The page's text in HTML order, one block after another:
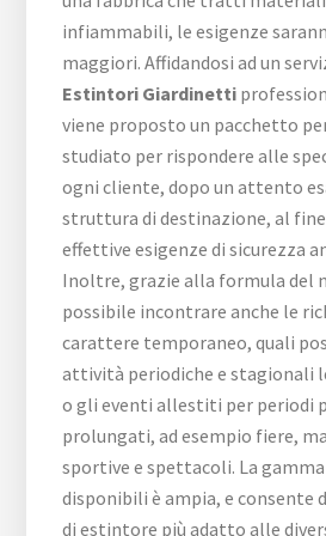
infiammabili, le esigenze
maggiori. Affidandosi ad un
Estintori Giardinetti
viene proposto un pacchetto
studiato per rispondere alle
ogni cliente, dopo un attento
struttura di destinazione, al
effettive esigenze di sicurezza
Inoltre, grazie alla formula del
possibile incontrare anche le
carattere temporaneo, quali
attività periodiche e stagionali
o gli eventi allestiti per periodi
prolungati, ad esempio fiere,
sportive e spettacoli. La
disponibili è ampia, e consente
di estintore più adatto alle